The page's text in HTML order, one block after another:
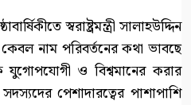
স্বরাষ্ট্রমন্ত্রী সালাহউদ্দিন
নাম পরিবর্তনের কথা ভাবছে
যুগোপযোগী ও বিশ্বমানের করার
পেশাদারত্বের পাশাপাশি